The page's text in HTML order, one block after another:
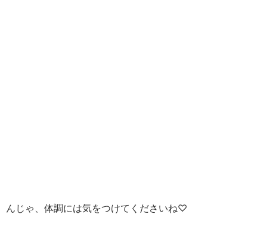
んじゃ、体調には気をつけてくださいね♡